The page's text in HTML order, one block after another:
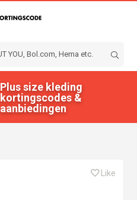
Plus size kleding
kortingscodes &
aanbiedingen
Like